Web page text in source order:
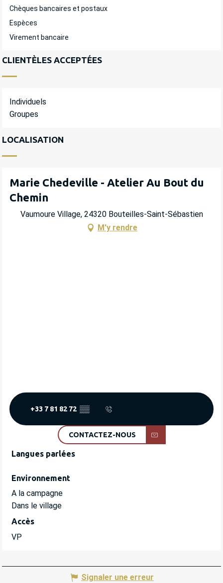
Chèques bancaires et postaux
Espèces
Virement bancaire
CLIENTÈLES ACCEPTÉES
Individuels
Groupes
LOCALISATION
Marie Chedeville - Atelier Au Bout du
Chemin
Vaumoure Village, 24320 Bouteilles-Saint-Sébastien
M'y rendre
+33 7 81 82 72 ▒▒
CONTACTEZ-NOUS
Langues parlées
Langues parlées
Environnement
Environnement
A la campagne
Dans le village
Accès
Accès
VP
Signaler une erreur